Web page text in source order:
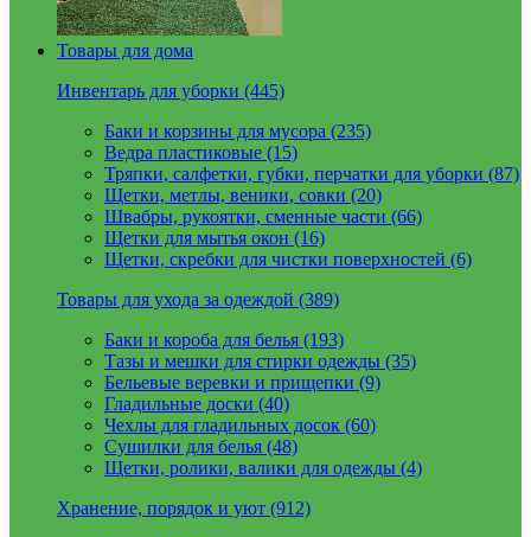
Товары для дома
Инвентарь для уборки (445)
Баки и корзины для мусора (235)
Ведра пластиковые (15)
Тряпки, салфетки, губки, перчатки для уборки (87)
Щетки, метлы, веники, совки (20)
Швабры, рукоятки, сменные части (66)
Щетки для мытья окон (16)
Щетки, скребки для чистки поверхностей (6)
Товары для ухода за одеждой (389)
Баки и короба для белья (193)
Тазы и мешки для стирки одежды (35)
Бельевые веревки и прищепки (9)
Гладильные доски (40)
Чехлы для гладильных досок (60)
Сушилки для белья (48)
Щетки, ролики, валики для одежды (4)
Хранение, порядок и уют (912)